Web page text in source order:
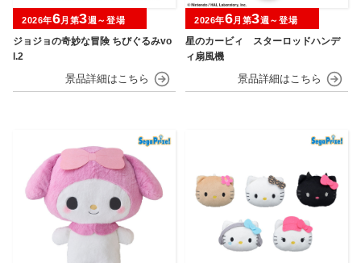
ジョジョの奇妙な冒険 ちびぐるみvo
l.2
2026年6月第3週～登場
星のカービィ スターロッドハンデ
ィ扇風機
2026年6月第3週～登場